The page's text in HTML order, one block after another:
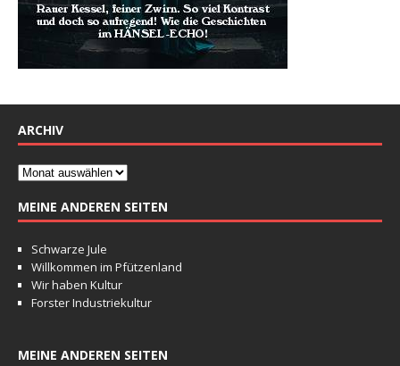
ARCHIV
MEINE ANDEREN SEITEN
Schwarze Jule
Willkommen im Pfützenland
Wir haben Kultur
Forster Industriekultur
MEINE ANDEREN SEITEN